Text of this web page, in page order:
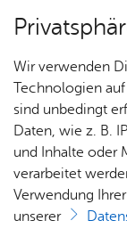
Über­sicht
Stadt­plan
Wir verwenden
Technologien
sind unbedingt
Daten, wie z. B.
und Inhalte oder
verarbeitet
Verwendung
unserer